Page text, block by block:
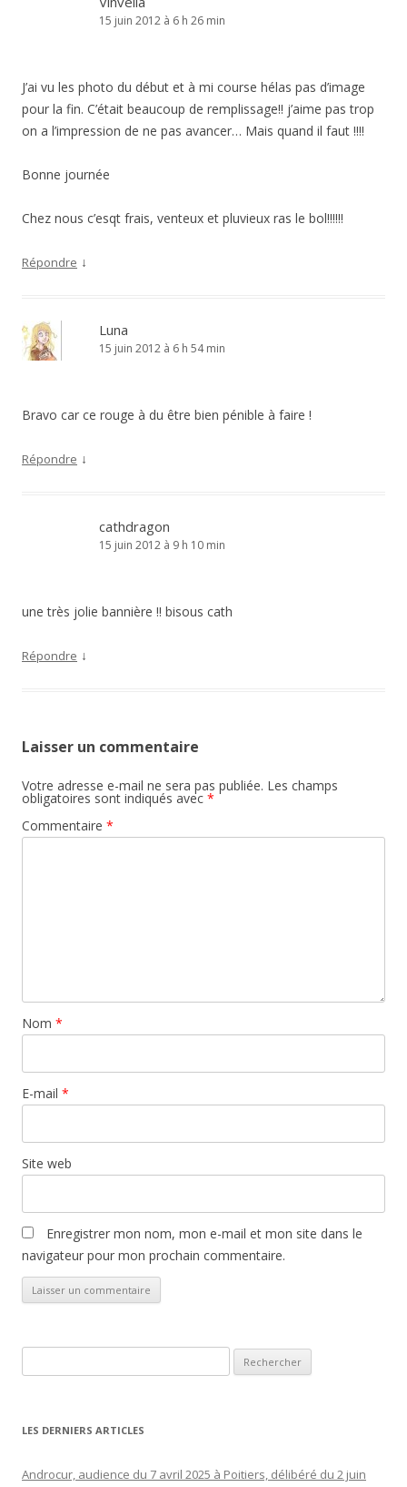
15 juin 2012 à 6 h 26 min
J’ai vu les photo du début et à mi course hélas pas d’image
pour la fin. C’était beaucoup de remplissage!! j’aime pas trop
on a l’impression de ne pas avancer… Mais quand il faut !!!!
Bonne journée
Chez nous c’esqt frais, venteux et pluvieux ras le bol!!!!!!
Répondre ↓
Luna
15 juin 2012 à 6 h 54 min
Bravo car ce rouge à du être bien pénible à faire !
Répondre ↓
cathdragon
15 juin 2012 à 9 h 10 min
une très jolie bannière !! bisous cath
Répondre ↓
Laisser un commentaire
Votre adresse e-mail ne sera pas publiée. Les champs
obligatoires sont indiqués avec *
Commentaire *
Nom *
E-mail *
Site web
Enregistrer mon nom, mon e-mail et mon site dans le
navigateur pour mon prochain commentaire.
LES DERNIERS ARTICLES
Androcur, audience du 7 avril 2025 à Poitiers, délibéré du 2 juin